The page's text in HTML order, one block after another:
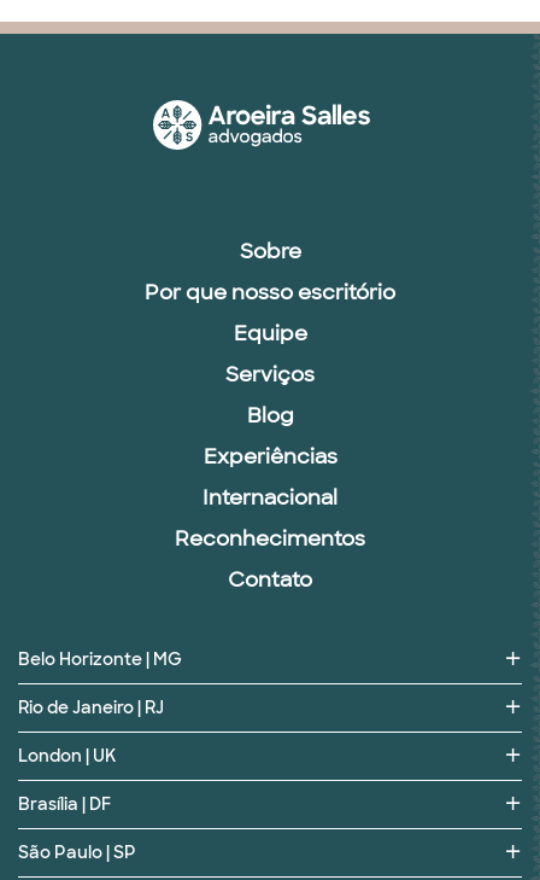
Sobre
Por que nosso escritório
Equipe
Serviços
Blog
Experiências
Internacional
Reconhecimentos
Contato
Belo Horizonte | MG
Rio de Janeiro | RJ
London | UK
Brasília | DF
São Paulo | SP